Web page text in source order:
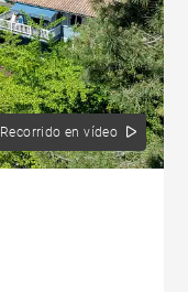
Recorrido en vídeo